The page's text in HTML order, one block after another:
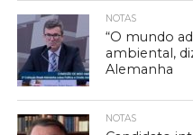
NOTAS
“O mundo
ambiental,
Alemanha
NOTAS